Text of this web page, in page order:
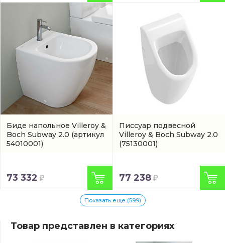
Биде напольное Villeroy &
Boch Subway 2.0 (артикул
54010001)
73 332
Писсуар подвесной
Villeroy & Boch Subway 2.0
(75130001)
77 238
Показать еще (599)
Товар представлен в категориях